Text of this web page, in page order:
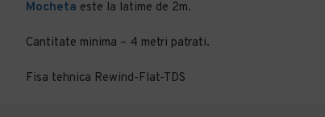
Mocheta este la latime de 2m.
Cantitate minima – 4 metri patrati.
Fisa tehnica Rewind-Flat-TDS